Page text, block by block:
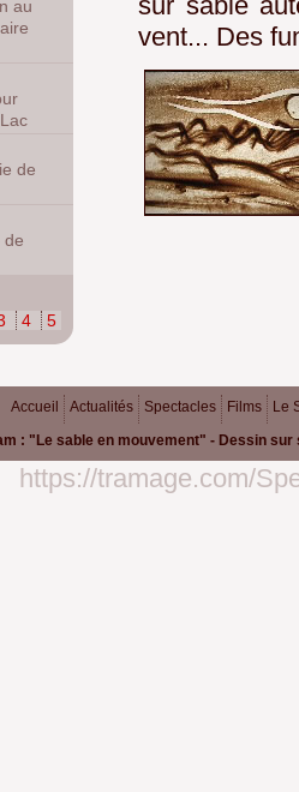
vent... Des
au
de
de
4 5
Accueil Actualités Spectacles Films
Le
: "Le sable en mouvement" - Dessin sur
https://tramage.com/